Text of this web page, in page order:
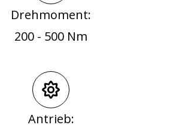
Drehmoment:
200 - 500 Nm
Antrieb: